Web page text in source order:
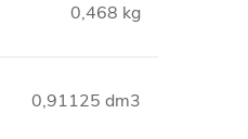
0,468 kg
0,91125 dm3